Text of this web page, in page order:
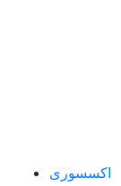
اکسسوری